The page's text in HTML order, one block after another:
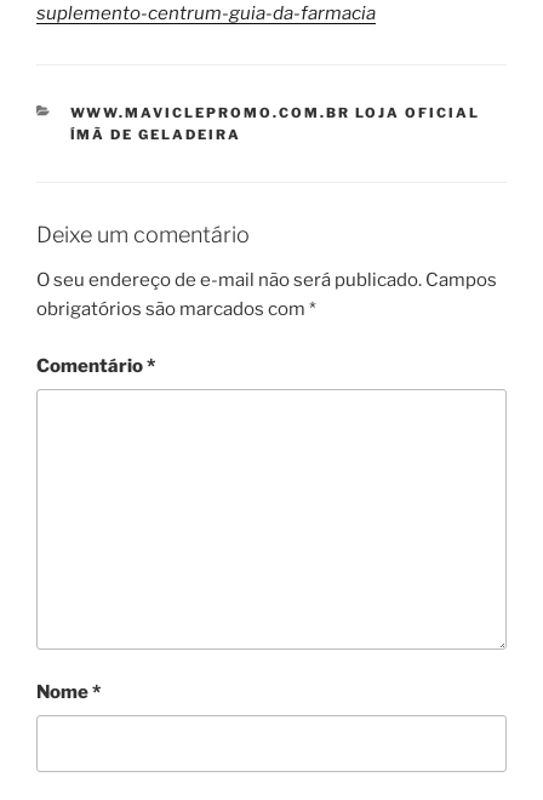
suplemento-centrum-guia-da-farmacia
CATEGORIAS
WWW.MAVICLEPROMO.COM.BR LOJA OFICIAL
ÍMÃ DE GELADEIRA
Deixe um comentário
O seu endereço de e-mail não será publicado. Campos
obrigatórios são marcados com *
Comentário*
Nome*